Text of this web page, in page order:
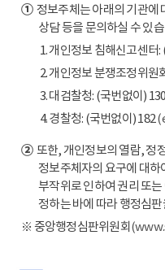
①정보주체는 아래의 기관에
상담 등을 문의하실 수 있
1. 개인정보 침해신고센터
2. 개인정보 분쟁조정위원
3. 대검찰청: (국번없이)
4. 경찰청: (국번없이) 182
②또한, 개인정보의 열람, 정
정보주체자의 요구에 대하
부작위로 인하여 권리 또
정하는 바에 따라 행정심
※ 중앙행정심판위원회